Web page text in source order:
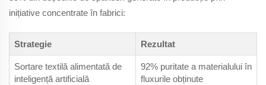
inițiative concentrate în fabrici:
Strategie Rezultat
Sortare textilă alimentată de
inteligență artificială
92% puritate a materialului în
fluxurile obținute